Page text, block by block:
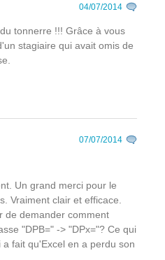
04/07/2014
tonnerre !!! Grâce à vous
stagiaire qui avait omis de
07/07/2014
Un grand merci pour le
Vraiment clair et efficace.
de demander comment
"DPB=" -> "DPx="? Ce qui
fait qu'Excel en a perdu son